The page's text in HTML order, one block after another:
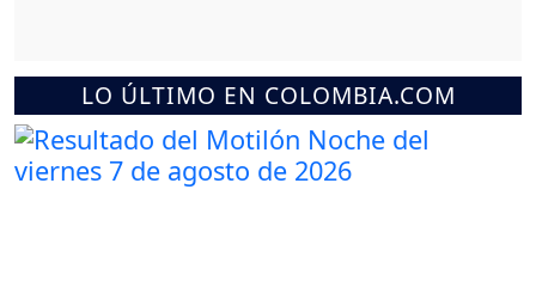
LO ÚLTIMO EN COLOMBIA.COM